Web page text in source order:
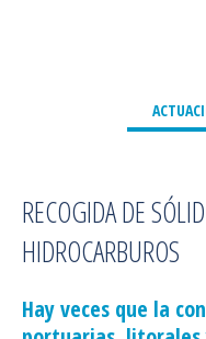
RECOGIDA DE
HIDROCARBUROS
Hay veces que la